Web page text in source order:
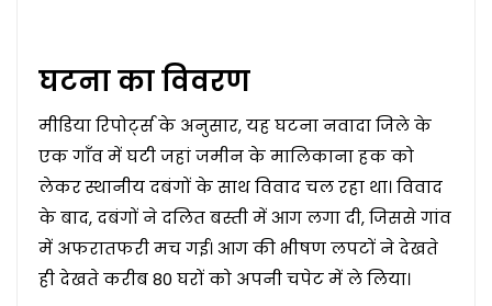
घटना का विवरण
मीडिया रिपोर्ट्स के अनुसार, यह घटना नवादा जिले के
एक गाँव में घटी जहां जमीन के मालिकाना हक को
लेकर स्थानीय दबंगों के साथ विवाद चल रहा था। विवाद
के बाद, दबंगों ने दलित बस्ती में आग लगा दी, जिससे गांव
में अफरातफरी मच गई। आग की भीषण लपटों ने देखते
ही देखते करीब 80 घरों को अपनी चपेट में ले लिया।